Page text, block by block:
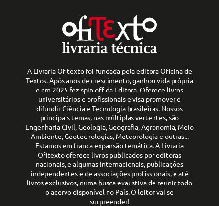
A Livraria Ofitexto foi fundada pela editora Oficina de
Textos. Após anos de crescimento, ganhou vida própria
e em 2025 fez spin off da Editora. Oferece livros
universitários e profissionais e visa promover e
difundir Ciência e Tecnologia brasileiras. Nossos
principais temas, nas múltiplas vertentes, são
Engenharia Civil, Geologia, Geografia, Agronomia, Meio
Ambiente, Geotecnologias, Meteorologia e outras...
Estamos em franca expansão temática. A Livraria
Ofitexto oferece livros publicados por editoras
nacionais, e algumas internacionais, publicações
independentes e de associações profissionais, e até
livros exclusivos, numa busca exaustiva de reunir todo
o acervo disponível no País. O leitor vai se
surpreender!